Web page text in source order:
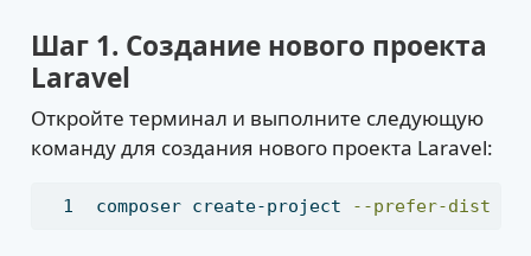
Шаг 1. Создание нового проекта
Laravel
Откройте терминал и выполните следующую
команду для создания нового проекта Laravel:
composer create-project --prefer-dist